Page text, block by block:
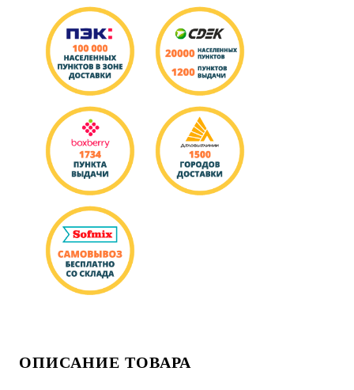
ОПИСАНИЕ ТОВАРА